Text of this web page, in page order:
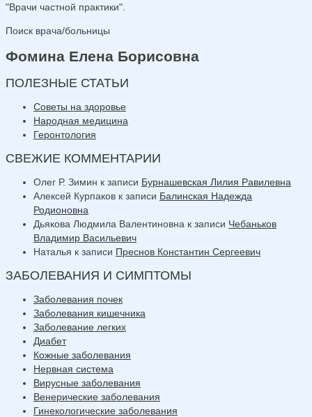
"Врачи частной практики".
Поиск врача/больницы
Фомина Елена Борисовна
ПОЛЕЗНЫЕ СТАТЬИ
Советы на здоровье
Народная медицина
Геронтология
СВЕЖИЕ КОММЕНТАРИИ
Олег Р. Зимин к записи Бурнашевская Лилия Равилевна
Алексей Курпаков к записи Балинская Надежда
Родионовна
Дьякова Людмила Валентиновна к записи Чебаньков
Владимир Васильевич
Наталья к записи Преснов Константин Сергеевич
ЗАБОЛЕВАНИЯ И СИМПТОМЫ
Заболевания почек
Заболевания кишечника
Заболевание легких
Диабет
Кожные заболевания
Нервная система
Вирусные заболевания
Венерические заболевания
Гинекологические заболевания